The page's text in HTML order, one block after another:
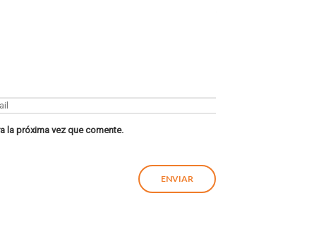
la próxima vez que comente.